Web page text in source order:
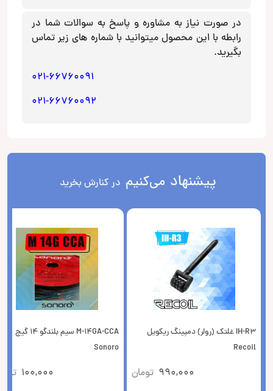
در صورت نیاز به مشاوره و پاسخ به سوالات شما در
رابطه با این محصول میتوانید با شماره های زیر تماس
بگیرید.
021-66760091
021-66760092
پیشنهاد می‌کنیم در کنارش بخرید
IH-R3 غلتک (رولر) دمپینگ ریکویل
Recoil
990,000 تومان
M-14GA-CCA سیم بلندگو 14 گیج
Sonoro
100,000